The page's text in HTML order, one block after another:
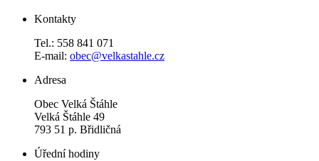
Kontakty
Tel.: 558 841 071
E-mail: obec@velkastahle.cz
Adresa
Obec Velká Štáhle
Velká Štáhle 49
793 51 p. Břidličná
Úřední hodiny